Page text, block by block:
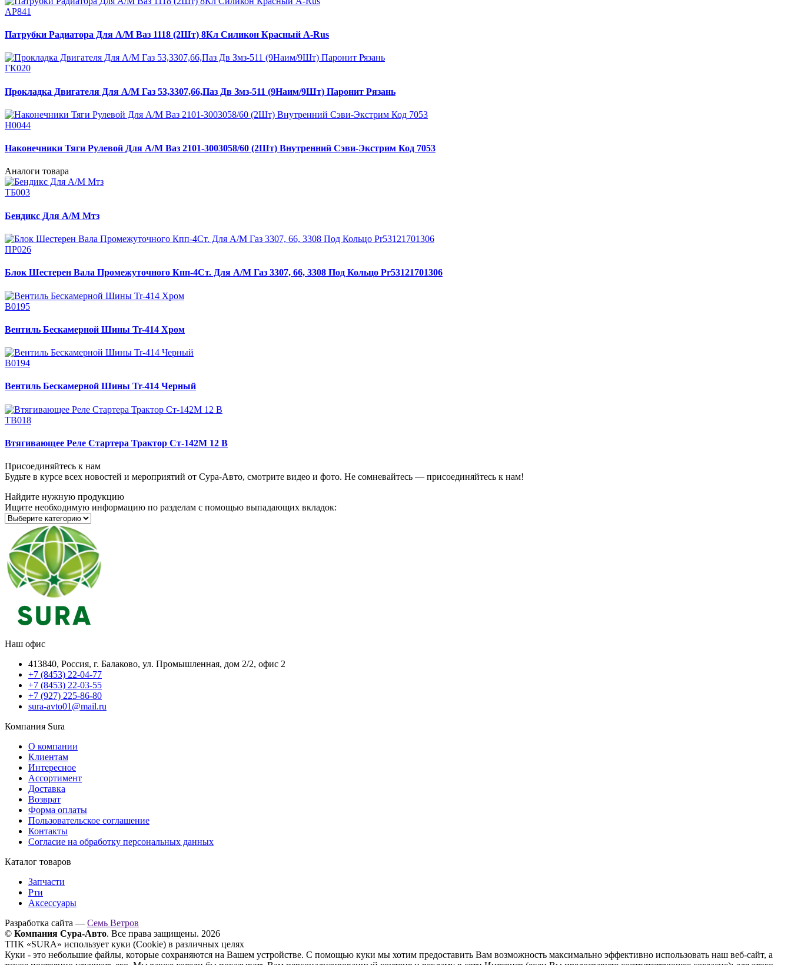
АР841
Патрубки Радиатора Для А/М Ваз 1118 (2Шт) 8Кл Силикон Красный A-Rus
ГК020
Прокладка Двигателя Для А/М Газ 53,3307,66,Паз Дв Змз-511 (9Наим/9Шт) Паронит Рязань
Н0044
Наконечники Тяги Рулевой Для А/М Ваз 2101-3003058/60 (2Шт) Внутренний Сэви-Экстрим Код 7053
Аналоги товара
ТБ003
Бендикс Для А/М Мтз
ПР026
Блок Шестерен Вала Промежуточного Кпп-4Ст. Для А/М Газ 3307, 66, 3308 Под Кольцо Pr53121701306
В0195
Вентиль Бескамерной Шины Tr-414 Хром
В0194
Вентиль Бескамерной Шины Tr-414 Черный
ТВ018
Втягивающее Реле Стартера Трактор Ст-142М 12 В
Присоединяйтесь к нам
Будьте в курсе всех новостей и мероприятий от Сура-Авто, смотрите видео и фото. Не сомневайтесь — присоединяйтесь к нам!
Найдите нужную продукцию
Ищите необходимую информацию по разделам с помощью выпадающих вкладок:
Наш офис
413840, Россия, г. Балаково, ул. Промышленная, дом 2/2, офис 2
+7 (8453) 22-04-77
+7 (8453) 22-03-55
+7 (927) 225-86-80
sura-avto01@mail.ru
Компания Sura
О компании
Клиентам
Интересное
Ассортимент
Доставка
Возврат
Форма оплаты
Пользовательское соглашение
Контакты
Согласие на обработку персональных данных
Каталог товаров
Запчасти
Рти
Аксессуары
Разработка сайта — Семь Ветров
© Компания Сура-Авто. Все права защищены. 2026
ТПК «SURA» использует куки (Cookie) в различных целях
Куки - это небольшие файлы, которые сохраняются на Вашем устройстве. С помощью куки мы хотим предоставить Вам возможность максимально эффективно использовать наш веб-сайт, а